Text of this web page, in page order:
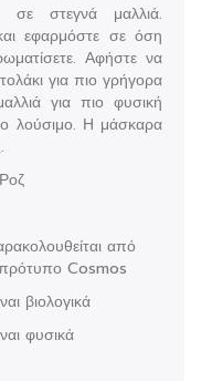
σε στεγνά μαλλιά.
εφαρμόστε σε όση
Αφήστε να
για πιο γρήγορα
για πιο φυσική
λούσιμο. Η μάσκαρα
από
Cosmos
βιολογικά
φυσικά